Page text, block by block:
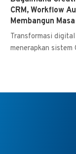
CRM, Workflow
Membangun
Cerdas
Transformasi
menerapkan sistem